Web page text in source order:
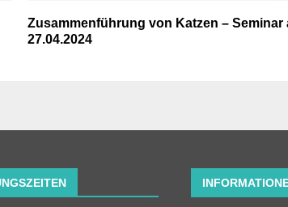
Zusammenführung von Katzen – Seminar
27.04.2024